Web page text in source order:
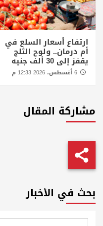
ارتفاع أسعار السلع في
أم درمان.. ولوح الثلج
يقفز إلى 30 ألف جنيه
مشاركة المقال
بحث في الأخبار